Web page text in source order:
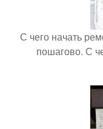
С чего начать
пошагово. С